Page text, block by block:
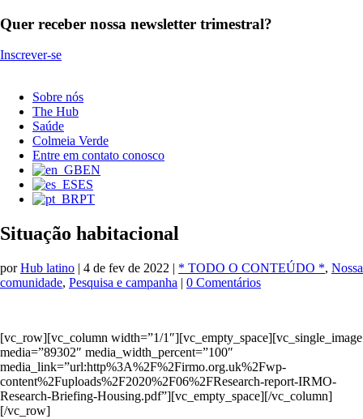
Quer receber nossa newsletter trimestral?
Inscrever-se
Sobre nós
The Hub
Saúde
Colmeia Verde
Entre em contato conosco
EN
ES
PT
Situação habitacional
porHub latino | 4 de fev de 2022 | * TODO O CONTEÚDO *, Nossa
comunidade, Pesquisa e campanha | 0 Comentários
[vc_row][vc_column width=”1/1″][vc_empty_space][vc_single_image
media=”89302″ media_width_percent=”100″
media_link=”url:http%3A%2F%2Firmo.org.uk%2Fwp-
content%2Fuploads%2F2020%2F06%2FResearch-report-IRMO-
Research-Briefing-Housing.pdf”][vc_empty_space][/vc_column]
[/vc_row]